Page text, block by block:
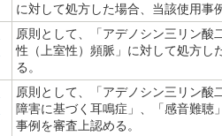
に対して処方した場合、当該使用事
原則として、「アデノシン三リン酸
性（上室性）頻脈」に対して処方し
る。
原則として、「アデノシン三リン酸
障害に基づく耳鳴症」、「感音難聴
事例を審査上認める。